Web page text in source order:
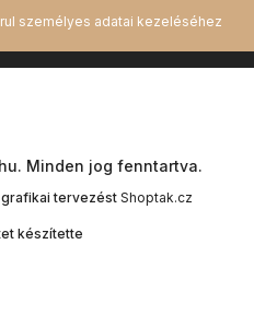
készítette
. Minden jog fenntartva.
tervezést Shoptak.cz